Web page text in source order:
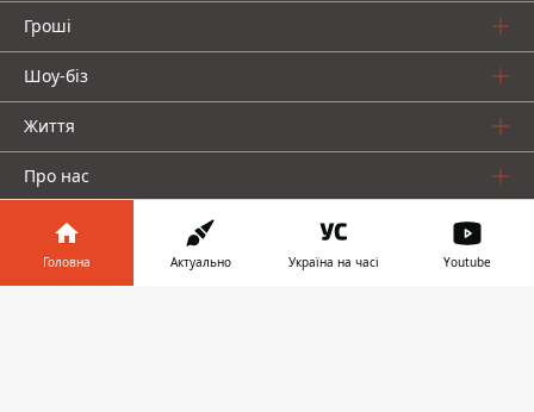
Гроші
Шоу-біз
Життя
Про нас
Головна Актуально Україна на часі Youtube